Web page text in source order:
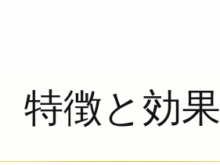
特徴と効果